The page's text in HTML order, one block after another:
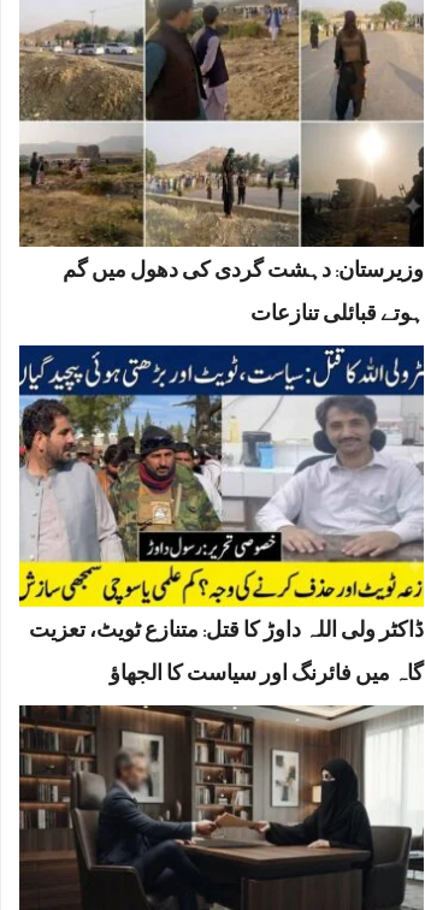
وزیرستان: دہشت گردی کی دھول میں گم
ہوتے قبائلی تنازعات
ڈاکٹر ولی اللہ داوڑ کا قتل: متنازع ٹویٹ، تعزیت
گاہ میں فائرنگ اور سیاست کا الجھاؤ